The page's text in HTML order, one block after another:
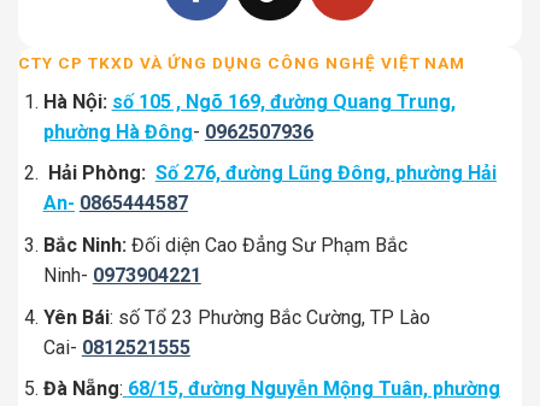
CTY CP TKXD VÀ ỨNG DỤNG CÔNG NGHỆ VIỆT NAM
Hà Nội: số 105 , Ngõ 169, đường Quang Trung,
phường Hà Đông- 0962507936
Hải Phòng: Số 276, đường Lũng Đông, phường Hải
An- 0865444587
Bắc Ninh: Đối diện Cao Đẳng Sư Phạm Bắc
Ninh- 0973904221
Yên Bái: số Tổ 23 Phường Bắc Cường, TP Lào
Cai- 0812521555
Đà Nẵng: 68/15, đường Nguyễn Mộng Tuân, phường